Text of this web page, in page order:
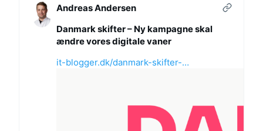
Andreas Andersen
Danmark skifter – Ny kampagne skal
ændre vores digitale vaner
it-blogger.dk/danmark-skifter-…